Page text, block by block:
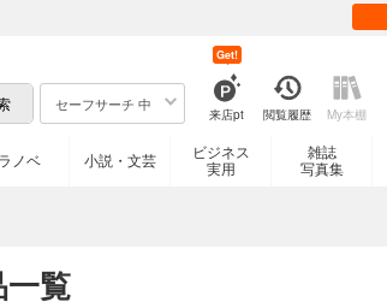
セーフサーチ 中
来店pt
Get!
閲覧履歴 My本棚
ラノベ 小説・文芸
ビジネス
実用
雑誌
写真集
覧